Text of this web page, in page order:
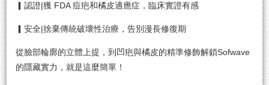
▎認證|獲 FDA 痘疤和橘皮適應症，臨床實證有感
▎安全|捨棄傳統破壞性治療，告別漫長修復期
從臉部輪廓的立體上提，到凹疤與橘皮的精準修飾解鎖Sofwave
的隱藏實力，就是這麼簡單！